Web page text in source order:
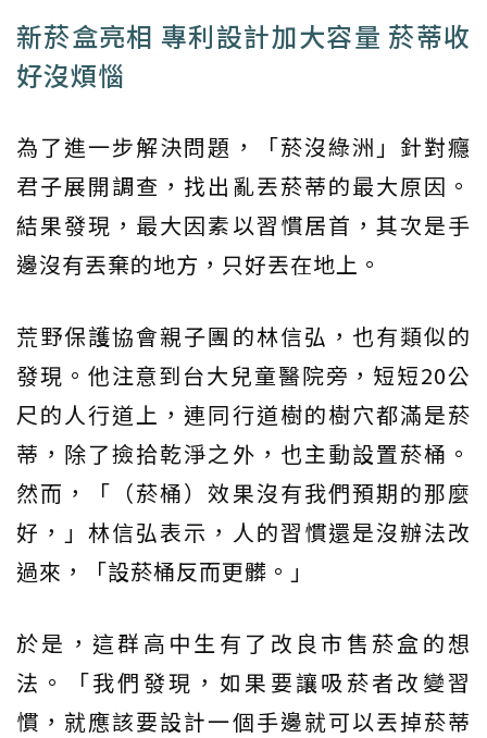
新菸盒亮相 專利設計加大容量 菸蒂收
好沒煩惱
為了進一步解決問題，「菸沒綠洲」針對癮
君子展開調查，找出亂丟菸蒂的最大原因。
結果發現，最大因素以習慣居首，其次是手
邊沒有丟棄的地方，只好丟在地上。
荒野保護協會親子團的林信弘，也有類似的
發現。他注意到台大兒童醫院旁，短短20公
尺的人行道上，連同行道樹的樹穴都滿是菸
蒂，除了撿拾乾淨之外，也主動設置菸桶。
然而，「（菸桶）效果沒有我們預期的那麼
好，」林信弘表示，人的習慣還是沒辦法改
過來，「設菸桶反而更髒。」
於是，這群高中生有了改良市售菸盒的想
法。「我們發現，如果要讓吸菸者改變習
慣，就應該要設計一個手邊就可以丟掉菸蒂